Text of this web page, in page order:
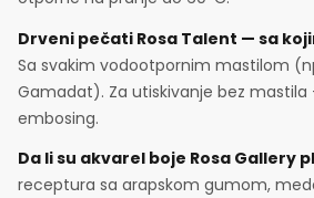
Drveni pečati Rosa Talent — sa
Sa svakim vodootpornim mastilom
Gamadat). Za utiskivanje bez
embosing.
Da li su akvarel boje Rosa Gallery
receptura sa arapskom gumom,